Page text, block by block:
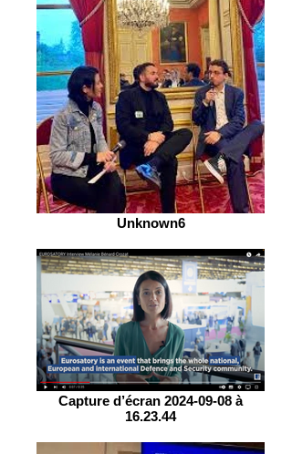
Unknown6
Capture d’écran 2024-09-08 à
16.23.44